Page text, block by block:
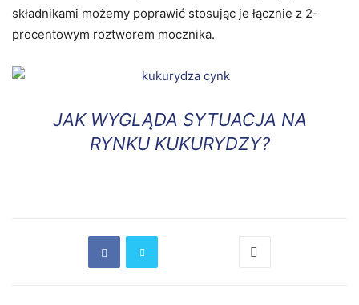
składnikami możemy poprawić stosując je łącznie z 2-
procentowym roztworem mocznika.
JAK WYGLĄDA SYTUACJA NA
RYNKU KUKURYDZY?